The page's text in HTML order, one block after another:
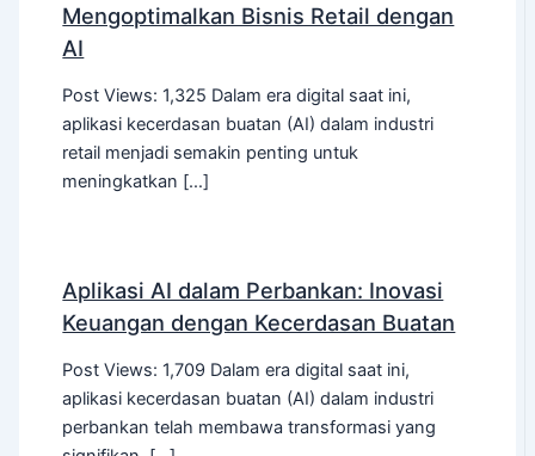
Mengoptimalkan Bisnis Retail dengan
AI
Post Views: 1,325 Dalam era digital saat ini,
aplikasi kecerdasan buatan (AI) dalam industri
retail menjadi semakin penting untuk
meningkatkan […]
Aplikasi AI dalam Perbankan: Inovasi
Keuangan dengan Kecerdasan Buatan
Post Views: 1,709 Dalam era digital saat ini,
aplikasi kecerdasan buatan (AI) dalam industri
perbankan telah membawa transformasi yang